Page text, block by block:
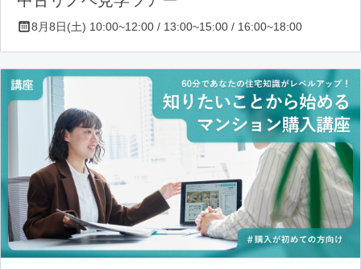
8月8日(土) 10:00~12:00 / 13:00~15:00 / 16:00~18:00